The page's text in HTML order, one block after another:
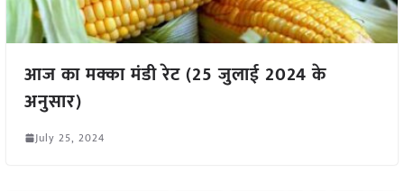
आज का मक्का मंडी रेट (25 जुलाई 2024 के
अनुसार)
July 25, 2024